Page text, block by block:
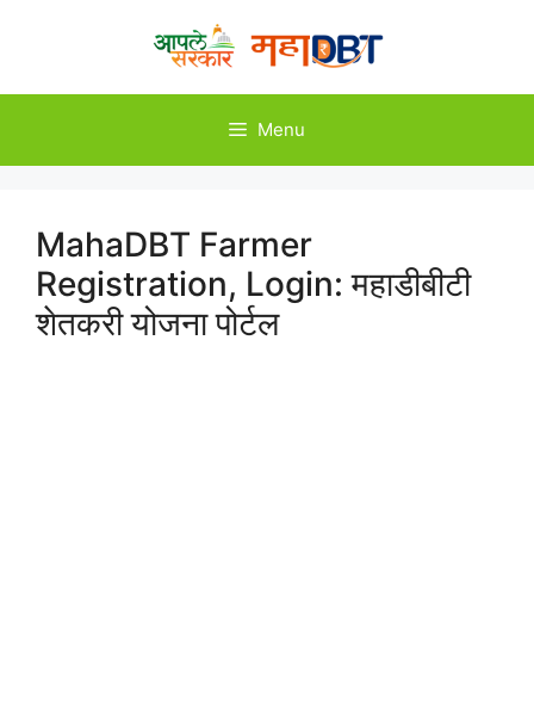
Menu
MahaDBT Farmer
Registration, Login: महाडीबीटी
शेतकरी योजना पोर्टल